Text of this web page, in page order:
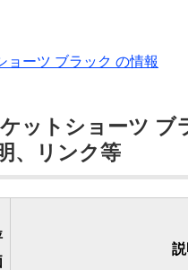
ョーツ ブラック の情報
ットショーツ
、リンク等